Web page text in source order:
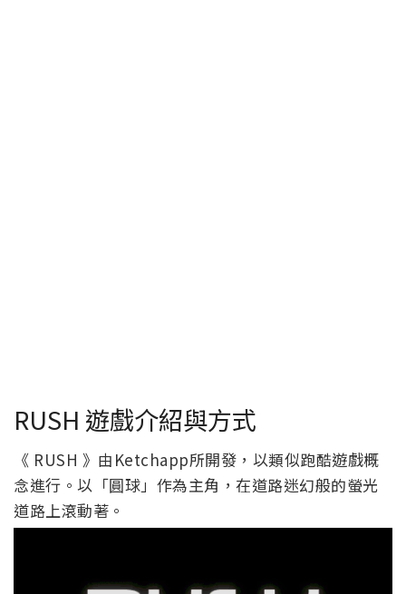
RUSH 遊戲介紹與方式
《 RUSH 》由Ketchapp所開發，以類似跑酷遊戲概
念進行。以「圓球」作為主角，在道路迷幻般的螢光
道路上滾動著。